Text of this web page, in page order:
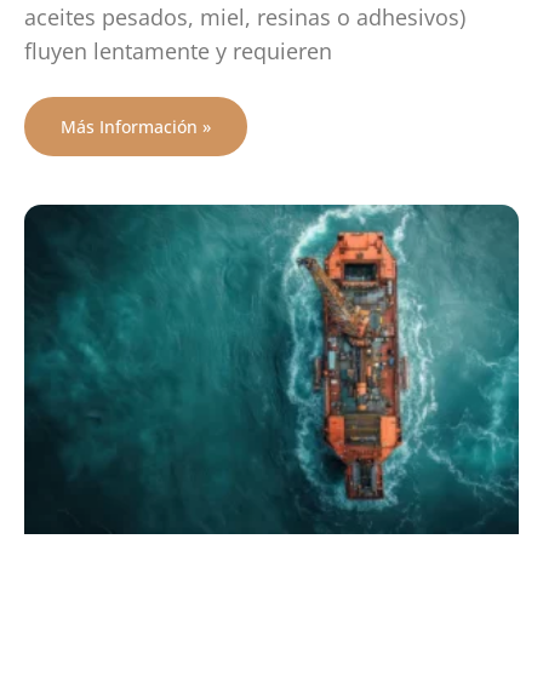
aceites pesados, miel, resinas o adhesivos)
fluyen lentamente y requieren
Más Información »